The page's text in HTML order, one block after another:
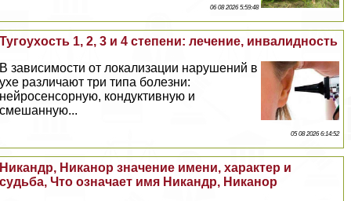
06 08 2026 5:59:48
Тугоухость 1, 2, 3 и 4 степени: лечение, инвалидность
В зависимости от локализации нарушений в
ухе различают три типа болезни:
нейросенсорную, кондуктивную и
смешанную...
05 08 2026 6:14:52
Никандр, Никанор значение имени, хаpaктер и
судьба, Что означает имя Никандр, Никанор